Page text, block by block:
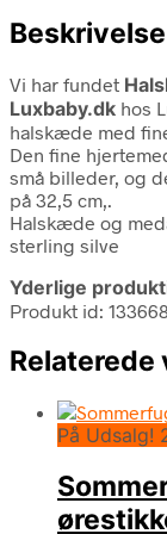
Beskrivelse
Vi har fundet
Luxbaby.dk hos
halskæde med
Den fine
små billeder, og
på 32,5 cm,.
Halskæde og
sterling silve
Yderlige
Produkt id:
Relaterede
På Udsalg!